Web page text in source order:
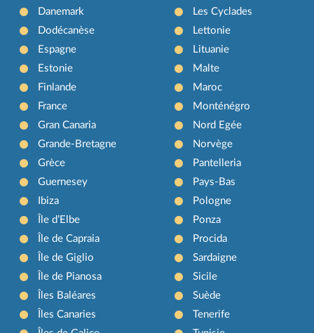
Danemark
Dodécanèse
Espagne
Estonie
Finlande
France
Gran Canaria
Grande-Bretagne
Grèce
Guernesey
Ibiza
Île d’Elbe
Île de Capraia
Île de Giglio
Île de Pianosa
Îles Baléares
Îles Canaries
Les Cyclades
Lettonie
Lituanie
Malte
Maroc
Monténégro
Nord Egée
Norvège
Pantelleria
Pays-Bas
Pologne
Ponza
Procida
Sardaigne
Sicile
Suède
Tenerife